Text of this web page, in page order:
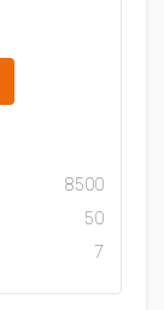
8500
50
7